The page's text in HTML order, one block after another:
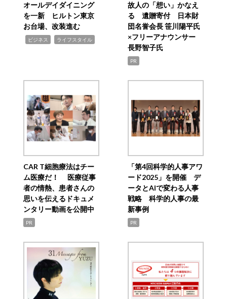
オールデイダイニング
を一新 ヒルトン東京
お台場、改装進む
ビジネス ライフスタイル
故人の「想い」かなえ
る 遺贈寄付 日本財
団名誉会長 笹川陽平氏
×フリーアナウンサー
長野智子氏
PR
CAR T細胞療法はチー
ム医療だ！ 医療従事
者の情熱、患者さんの
思いを伝えるドキュメ
ンタリー動画を公開中
PR
「第4回科学的人事アワ
ード2025」を開催 デ
ータとAIで変わる人事
戦略 科学的人事の最
新事例
PR